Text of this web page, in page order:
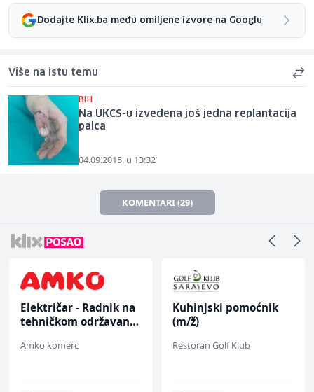
Dodajte Klix.ba među omiljene izvore na Googlu
Više na istu temu
BIH
Na UKCS-u izvedena još jedna replantacija
palca
04.09.2015. u 13:32
KOMENTARI (29)
Električar - Radnik na
tehničkom održavanju
Amko komerc
Kuhinjski pomoćnik
(m/ž)
Restoran Golf Klub